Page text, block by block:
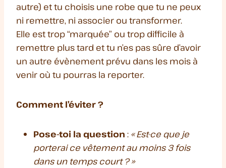
autre) et tu choisis une robe que tu ne peux
ni remettre, ni associer ou transformer.
Elle est trop “marquée” ou trop difficile à
remettre plus tard et tu n’es pas sûre d’avoir
un autre évènement prévu dans les mois à
venir où tu pourras la reporter.
Comment l’éviter ?
Pose-toi la question : « Est-ce que je
porterai ce vêtement au moins 3 fois
dans un temps court ? »